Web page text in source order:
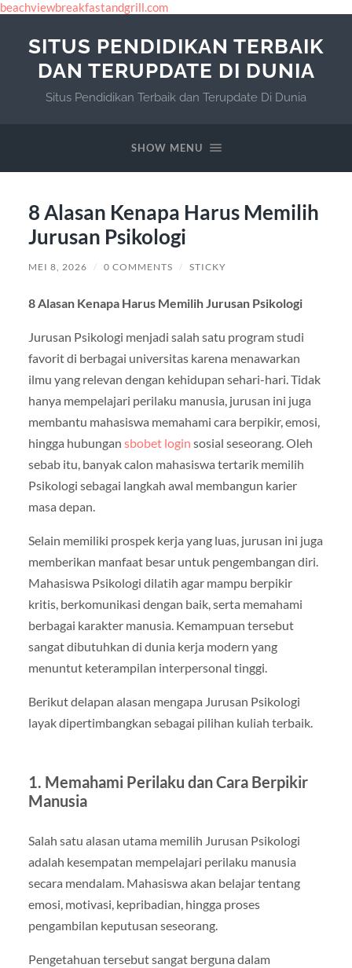
beachviewbreakfastandgrill.com
SITUS PENDIDIKAN TERBAIK
DAN TERUPDATE DI DUNIA
Situs Pendidikan Terbaik dan Terupdate Di Dunia
SHOW MENU
8 Alasan Kenapa Harus Memilih
Jurusan Psikologi
MEI 8, 2026 / 0 COMMENTS / STICKY
8 Alasan Kenapa Harus Memilih Jurusan Psikologi
Jurusan Psikologi menjadi salah satu program studi
favorit di berbagai universitas karena menawarkan
ilmu yang relevan dengan kehidupan sehari-hari. Tidak
hanya mempelajari perilaku manusia, jurusan ini juga
membantu mahasiswa memahami cara berpikir, emosi,
hingga hubungan sbobet login sosial seseorang. Oleh
sebab itu, banyak calon mahasiswa tertarik memilih
Psikologi sebagai langkah awal membangun karier
masa depan.
Selain memiliki prospek kerja yang luas, jurusan ini juga
memberikan manfaat besar untuk pengembangan diri.
Mahasiswa Psikologi dilatih agar mampu berpikir
kritis, berkomunikasi dengan baik, serta memahami
berbagai karakter manusia. Kemampuan tersebut
sangat dibutuhkan di dunia kerja modern yang
menuntut keterampilan interpersonal tinggi.
Berikut delapan alasan mengapa Jurusan Psikologi
layak dipertimbangkan sebagai pilihan kuliah terbaik.
1. Memahami Perilaku dan Cara Berpikir
Manusia
Salah satu alasan utama memilih Jurusan Psikologi
adalah kesempatan mempelajari perilaku manusia
secara mendalam. Mahasiswa akan belajar tentang
emosi, motivasi, kepribadian, hingga proses
pengambilan keputusan seseorang.
Pengetahuan tersebut sangat berguna dalam